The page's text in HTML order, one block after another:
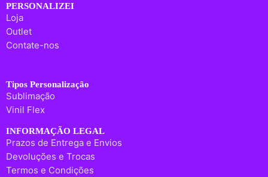
PERSONALIZEI
Loja
Outlet
Contate-nos
Tipos Personalização
Sublimação
Vinil Flex
INFORMAÇÃO LEGAL
Prazos de Entrega e Envios
Devoluções e Trocas
Termos e Condições